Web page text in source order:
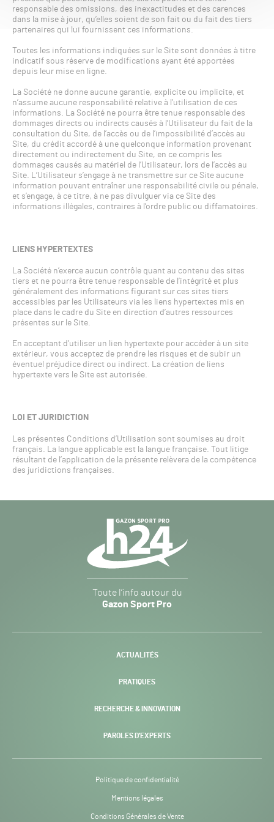
responsable des omissions, des inexactitudes et des carences
dans la mise à jour, qu’elles soient de son fait ou du fait des tiers
partenaires qui lui fournissent ces informations.
Toutes les informations indiquées sur le Site sont données à titre
indicatif sous réserve de modifications ayant été apportées
depuis leur mise en ligne.
La Société ne donne aucune garantie, explicite ou implicite, et
n’assume aucune responsabilité relative à l’utilisation de ces
informations. La Société ne pourra être tenue responsable des
dommages directs ou indirects causés à l’Utilisateur du fait de la
consultation du Site, de l’accès ou de l’impossibilité d’accès au
Site, du crédit accordé à une quelconque information provenant
directement ou indirectement du Site, en ce compris les
dommages causés au matériel de l’Utilisateur, lors de l’accès au
Site. L’Utilisateur s’engage à ne transmettre sur ce Site aucune
information pouvant entraîner une responsabilité civile ou pénale,
et s’engage, à ce titre, à ne pas divulguer via ce Site des
informations illégales, contraires à l’ordre public ou diffamatoires.
LIENS HYPERTEXTES
La Société n’exerce aucun contrôle quant au contenu des sites
tiers et ne pourra être tenue responsable de l’intégrité et plus
généralement des informations figurant sur ces sites tiers
accessibles par les Utilisateurs via les liens hypertextes mis en
place dans le cadre du Site en direction d’autres ressources
présentes sur le Site.
En acceptant d’utiliser un lien hypertexte pour accéder à un site
extérieur, vous acceptez de prendre les risques et de subir un
éventuel préjudice direct ou indirect. La création de liens
hypertexte vers le Site est autorisée.
LOI ET JURIDICTION
Les présentes Conditions d’Utilisation sont soumises au droit
français. La langue applicable est la langue française. Tout litige
résultant de l’application de la présente relèvera de la compétence
des juridictions françaises.
Sport
Pro
-
Toute l’info autour du
Gazon Sport Pro
ACTUALITÉS
PRATIQUES
RECHERCHE & INNOVATION
PAROLES D’EXPERTS
Politique de confidentialité
Page
Mentions légales
Conditions Générales de Vente